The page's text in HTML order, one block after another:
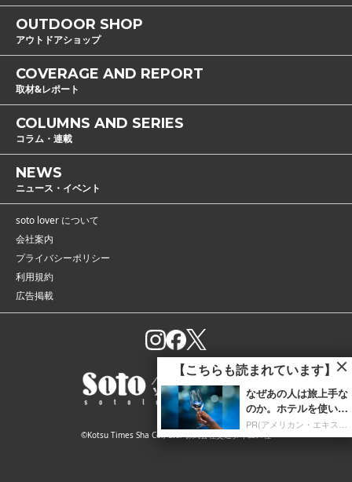
【こちらも読まれています】
ただ泊まるのは卒業。
大人のホテル時間を贅
沢に
OUTDOOR SHOP
アウトドアショップ
COVERAGE AND REPORT
取材&レポート
COLUMNS AND SERIES
コラム・連載
NEWS
ニュース・イベント
soto lover について
会社案内
プライバシーポリシー
利用規約
広告掲載
©Kotsu Times Sha Co., Ltd. 株式会社交通タイムス社